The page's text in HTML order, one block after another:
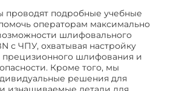
проводят подробные учебные
операторам максимально
шлифовального
с ЧПУ, охватывая настройку
прецизионного шлифования и
Кроме того, мы
решения для